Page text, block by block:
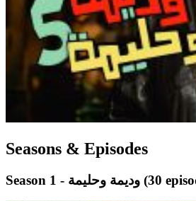
Seasons & Episodes
(30